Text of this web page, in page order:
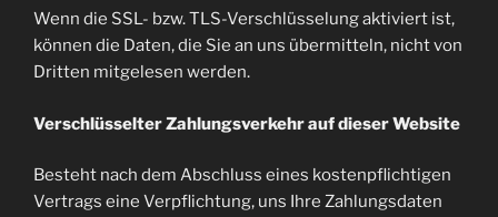
Wenn die SSL- bzw. TLS-Verschlüsselung aktiviert ist,
können die Daten, die Sie an uns übermitteln, nicht von
Dritten mitgelesen werden.
Verschlüsselter Zahlungsverkehr auf dieser Website
Besteht nach dem Abschluss eines kostenpflichtigen
Vertrags eine Verpflichtung, uns Ihre Zahlungsdaten